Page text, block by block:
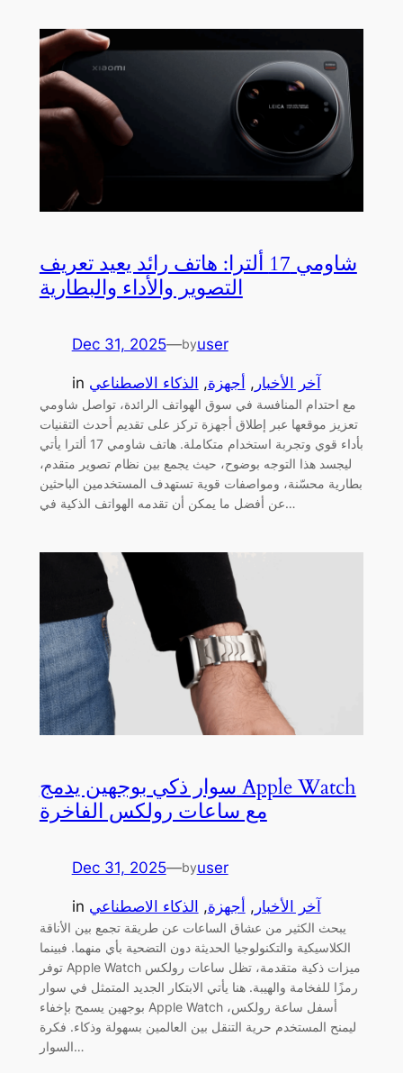
شاومي 17 ألترا: هاتف رائد يعيد تعريف
التصوير والأداء والبطارية
Dec 31, 2025—byuser
in آخر الأخبار , أجهزة, الذكاء الاصطناعي
مع احتدام المنافسة في سوق الهواتف الرائدة، تواصل شاومي
تعزيز موقعها عبر إطلاق أجهزة تركز على تقديم أحدث التقنيات
بأداء قوي وتجربة استخدام متكاملة. هاتف شاومي 17 ألترا يأتي
ليجسد هذا التوجه بوضوح، حيث يجمع بين نظام تصوير متقدم،
بطارية محسّنة، ومواصفات قوية تستهدف المستخدمين الباحثين
عن أفضل ما يمكن أن تقدمه الهواتف الذكية في…
سوار ذكي بوجهين يدمج Apple Watch
مع ساعات رولكس الفاخرة
Dec 31, 2025—byuser
in آخر الأخبار , أجهزة, الذكاء الاصطناعي
يبحث الكثير من عشاق الساعات عن طريقة تجمع بين الأناقة
الكلاسيكية والتكنولوجيا الحديثة دون التضحية بأي منهما. فبينما
توفر Apple Watch ميزات ذكية متقدمة، تظل ساعات رولكس
رمزًا للفخامة والهيبة. هنا يأتي الابتكار الجديد المتمثل في سوار
بوجهين يسمح بإخفاء Apple Watch أسفل ساعة رولكس،
ليمنح المستخدم حرية التنقل بين العالمين بسهولة وذكاء. فكرة
السوار…